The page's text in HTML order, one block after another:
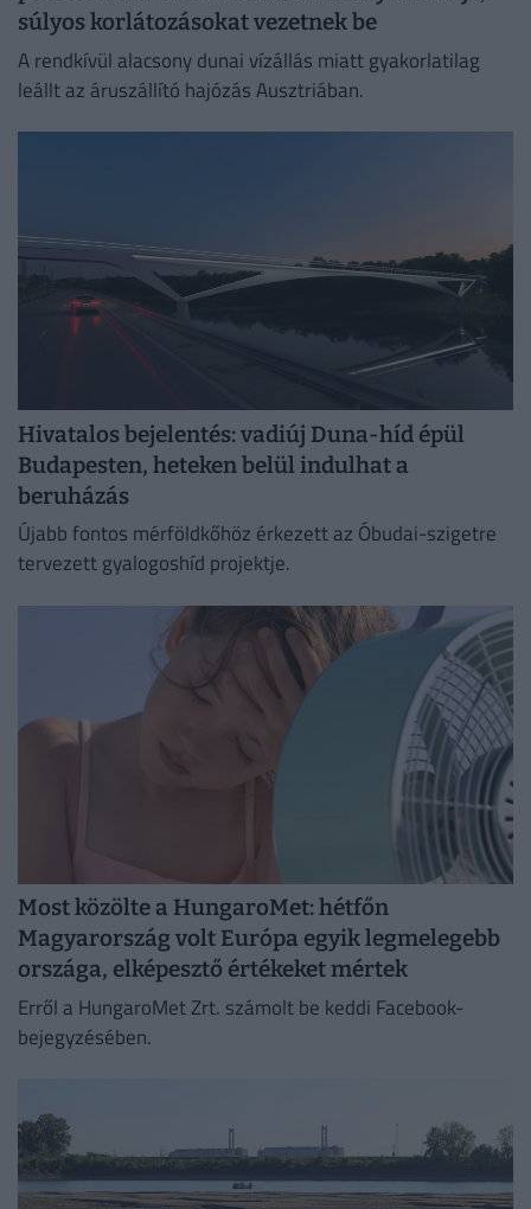
súlyos korlátozásokat vezetnek be
A rendkívül alacsony dunai vízállás miatt gyakorlatilag
leállt az áruszállító hajózás Ausztriában.
Hivatalos bejelentés: vadiúj Duna-híd épül
Budapesten, heteken belül indulhat a
beruházás
Újabb fontos mérföldkőhöz érkezett az Óbudai-szigetre
tervezett gyalogoshíd projektje.
Most közölte a HungaroMet: hétfőn
Magyarország volt Európa egyik legmelegebb
országa, elképesztő értékeket mértek
Erről a HungaroMet Zrt. számolt be keddi Facebook-
bejegyzésében.